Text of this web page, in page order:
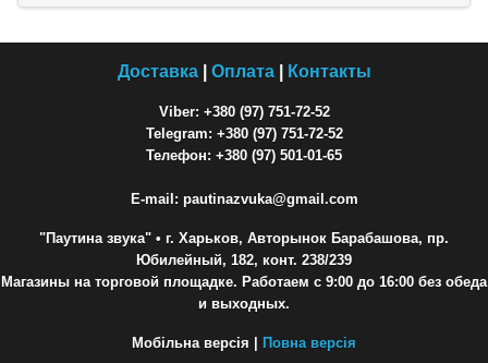
Доставка| Оплата| Контакты
Viber: +380 (97) 751-72-52
Telegram: +380 (97) 751-72-52
Телефон: +380 (97) 501-01-65
E-mail: pautinazvuka@gmail.com
"Паутина звука" • г. Харьков, Авторынок Барабашова, пр.
Юбилейный, 182, конт. 238/239
Магазины на торговой площадке. Работаем с 9:00 до 16:00 без обеда
и выходных.
Мобільна версія | Повна версія